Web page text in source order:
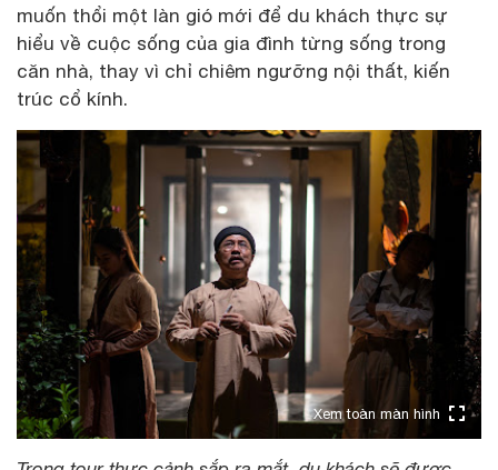
muốn thổi một làn gió mới để du khách thực sự
hiểu về cuộc sống của gia đình từng sống trong
căn nhà, thay vì chỉ chiêm ngưỡng nội thất, kiến
trúc cổ kính.
Xem toàn màn hình